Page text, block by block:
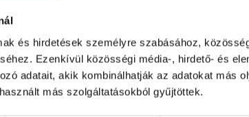
és hirdetések személyre szabásához,
Ezenkívül közösségi média-, hirdető- és
adatait, akik kombinálhatják az adatokat más
más szolgáltatásokból gyűjtöttek.
és javításokat hajtson
megszüntesse, vagy új részeket
bármilyen pontatlanságért,
azokért az esetlegesen
képtelen állapotából, nem